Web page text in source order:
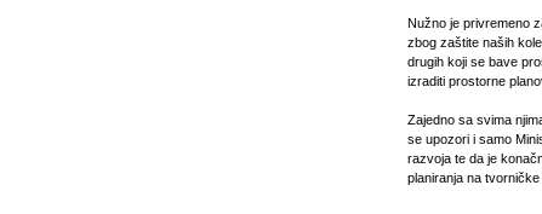
Nužno je privremeno
zbog zaštite naših
drugih koji se bave
izraditi prostorne
Zajedno sa svima
se upozori i samo
razvoja te da je
planiranja na tvorničke